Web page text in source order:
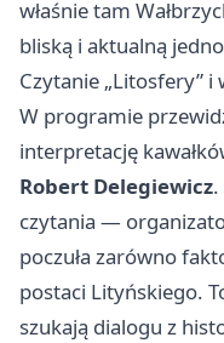
właśnie tam
bliską i aktualną
Czytanie „Litosfery”
W programie
interpretację
Robert Delegiewicz
czytania —
poczuła zarówno
postaci Lityńskiego.
szukają dialogu z